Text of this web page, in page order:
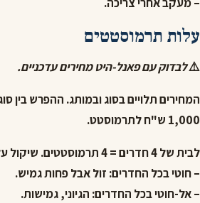
עלות תרמוסטטים
⚠️לבדוק עם פאנל-היט מחירים עדכניים.
1,000 ש"ח לתרמוסטט.
לבית של 4 חדרים = 4 תרמוסטטים. שיקול עלות-תועלת:
– חוטי בכל החדרים: זול אבל פחות גמיש.
– אל-חוטי בכל החדרים: הגיוני, גמישות.